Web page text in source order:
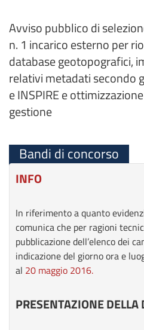
Avviso pubblico di
n. 1 incarico esterno per
database geotopografici,
relativi metadati secondo
e INSPIRE e
gestione
Bandi di concorso
INFO
In riferimento a quanto
comunica che per ragioni
pubblicazione dell’elenco dei
indicazione del giorno ora e
al 20 maggio 2016.
PRESENTAZIONE